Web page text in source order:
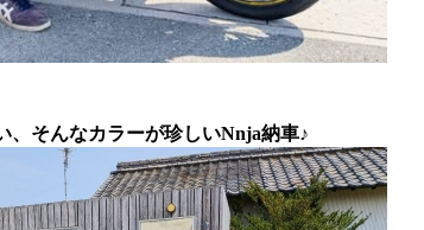
、そんなカラーが珍しいNnja納車♪